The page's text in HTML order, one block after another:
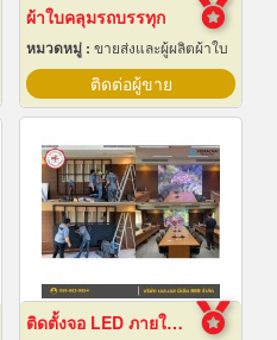
ผ้าใบคลุมรถบรรทุก
หมวดหมู่ : ขายส่งและผู้ผลิตผ้าใบ
ติดต่อผู้ขาย
ติดตั้งจอ LED ภายในหอประชุม